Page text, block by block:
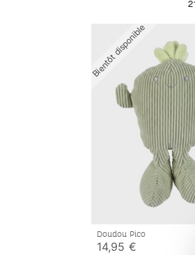
Bientôt disponible
Doudou Pico
14,95 €